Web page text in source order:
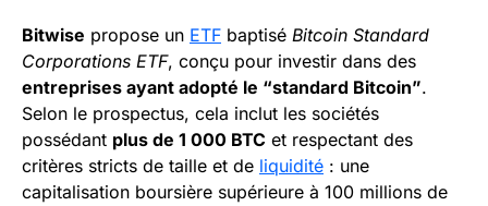
Bitwise propose un ETF baptisé Bitcoin Standard
Corporations ETF, conçu pour investir dans des
entreprises ayant adopté le “standard Bitcoin”.
Selon le prospectus, cela inclut les sociétés
possédant plus de 1 000 BTC et respectant des
critères stricts de taille et de liquidité : une
capitalisation boursière supérieure à 100 millions de